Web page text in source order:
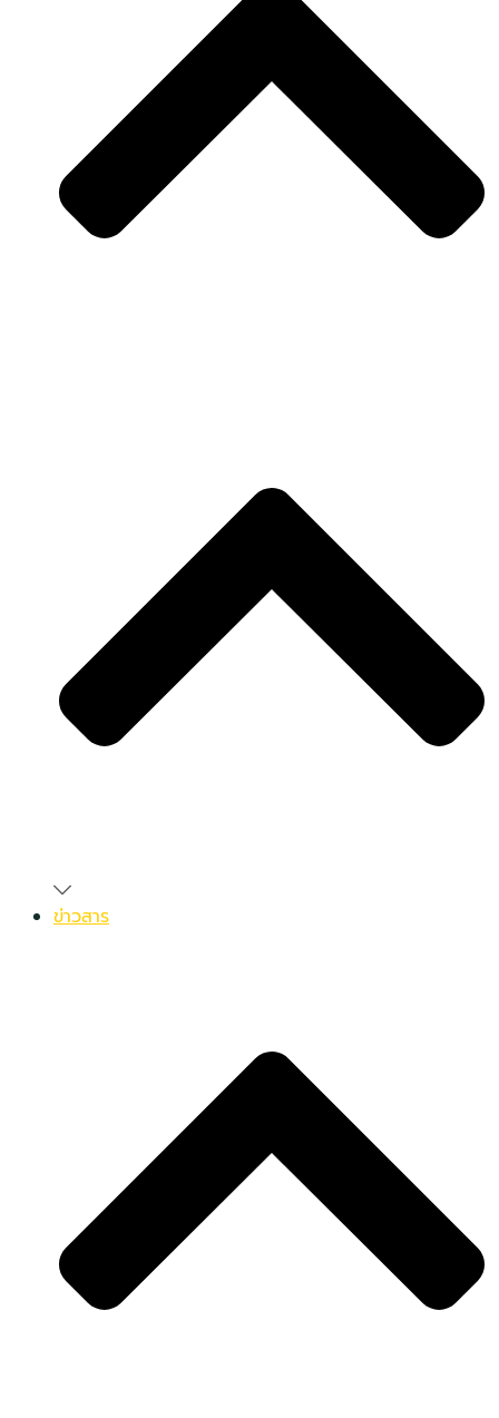
ข่าวสาร